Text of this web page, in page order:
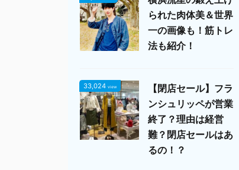
られた肉体美＆世界
一の画像も！筋トレ
法も紹介！
33,024 view
【閉店セール】フラ
ンシュリッペが営業
終了？理由は経営
難？閉店セールはあ
るの！？